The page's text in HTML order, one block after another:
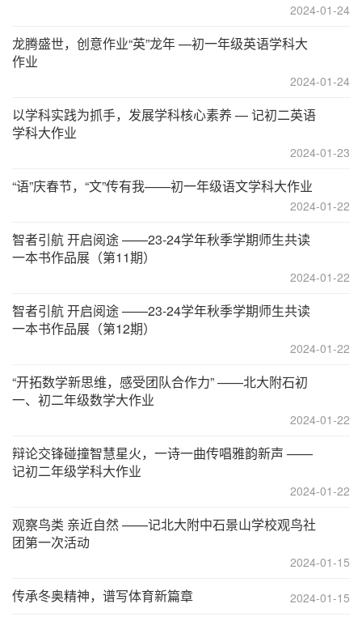
2024-01-24
龙腾盛世，创意作业“英”龙年 —初一年级英语学科大
作业
2024-01-24
以学科实践为抓手，发展学科核心素养 — 记初二英语
学科大作业
2024-01-23
“语”庆春节，“文”传有我——初一年级语文学科大作业
2024-01-22
智者引航 开启阅途 ——23-24学年秋季学期师生共读
一本书作品展（第11期）
2024-01-22
智者引航 开启阅途 ——23-24学年秋季学期师生共读
一本书作品展（第12期）
2024-01-22
“开拓数学新思维，感受团队合作力” ——北大附石初
一、初二年级数学大作业
2024-01-22
辩论交锋碰撞智慧星火，一诗一曲传唱雅韵新声 ——
记初二年级学科大作业
2024-01-22
观察鸟类 亲近自然 ——记北大附中石景山学校观鸟社
团第一次活动
2024-01-15
传承冬奥精神，谱写体育新篇章 2024-01-15